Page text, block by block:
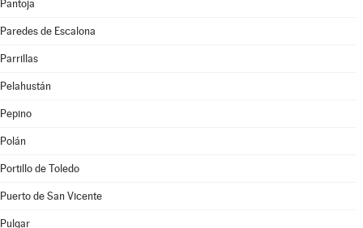
Pantoja
Paredes de Escalona
Parrillas
Pelahustán
Pepino
Polán
Portillo de Toledo
Puerto de San Vicente
Pulgar